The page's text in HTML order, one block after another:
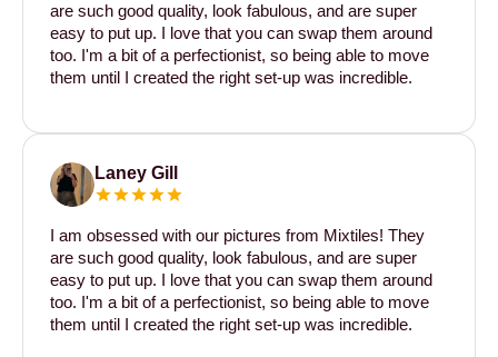
are such good quality, look fabulous, and are super
easy to put up. I love that you can swap them around
too. I'm a bit of a perfectionist, so being able to move
them until I created the right set-up was incredible.
Laney Gill
I am obsessed with our pictures from Mixtiles! They
are such good quality, look fabulous, and are super
easy to put up. I love that you can swap them around
too. I'm a bit of a perfectionist, so being able to move
them until I created the right set-up was incredible.